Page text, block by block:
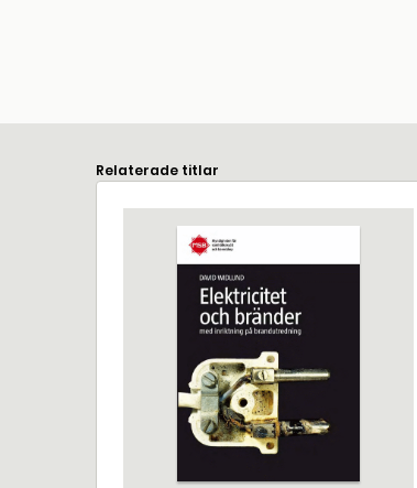
Relaterade titlar